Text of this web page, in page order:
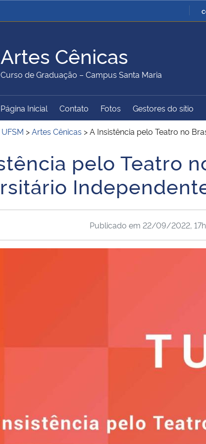
Ministério da Justiça e
Ministério da Defesa
Ministério da Educação
Ambiente Ministério do Turismo
Ministério do
Desenvolvimento
Gabinete de Segurança
Institucional
Advocacia-Geral da
Artes Cênicas
Curso de Graduação – Campus Santa Maria
Principal do Sítio
Página Inicial Contato Fotos Gestores do sítio
UFSM >Artes Cênicas >A Insistência pelo Teatro no
pelo Teatro
Publicado em 22/09/2022,